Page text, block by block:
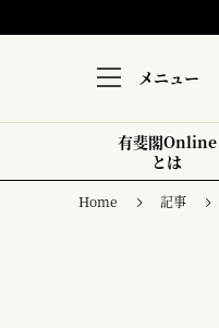
メニュー
有斐閣Online
とは
Home 記事